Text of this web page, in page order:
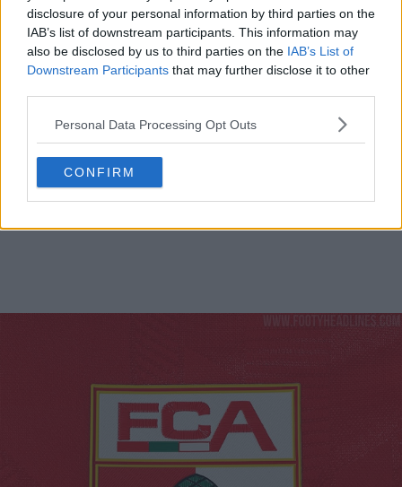
disclosure of your personal information by third parties on the
IAB’s list of downstream participants. This information may
also be disclosed by us to third parties on the IAB’s List of
Downstream Participants that may further disclose it to other
Personal Data Processing Opt Outs
CONFIRM